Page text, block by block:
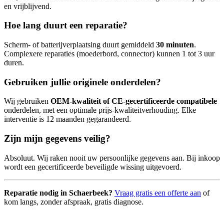
en vrijblijvend.
Hoe lang duurt een reparatie?
Scherm- of batterijverplaatsing duurt gemiddeld 30 minuten.
Complexere reparaties (moederbord, connector) kunnen 1 tot 3 uur
duren.
Gebruiken jullie originele onderdelen?
Wij gebruiken OEM-kwaliteit of CE-gecertificeerde compatibele
onderdelen, met een optimale prijs-kwaliteitverhouding. Elke
interventie is 12 maanden gegarandeerd.
Zijn mijn gegevens veilig?
Absoluut. Wij raken nooit uw persoonlijke gegevens aan. Bij inkoop
wordt een gecertificeerde beveiligde wissing uitgevoerd.
Reparatie nodig in Schaerbeek? Vraag gratis een offerte aan of
kom langs, zonder afspraak, gratis diagnose.